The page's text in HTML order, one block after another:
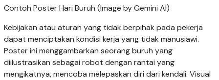
Contoh Poster Hari Buruh (Image by Gemini AI)
Kebijakan atau aturan yang tidak berpihak pada pekerja
dapat menciptakan kondisi kerja yang tidak manusiawi.
Poster ini menggambarkan seorang buruh yang
diilustrasikan sebagai robot dengan rantai yang
mengikatnya, mencoba melepaskan diri dari kendali. Visual